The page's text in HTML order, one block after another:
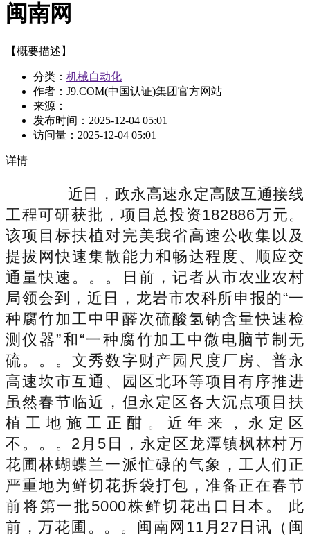
闽南网
【概要描述】
分类： 机械自动化
作者：J9.COM(中国认证)集团官方网站
来源：
发布时间： 2025-12-04 05:01
访问量： 2025-12-04 05:01
详情
近日，政永高速永定高陂互通接线
工程可研获批，项目总投资182886万元。
该项目标扶植对完美我省高速公收集以及
提拔网快速集散能力和畅达程度、顺应交
通量快速。。。日前，记者从市农业农村
局领会到，近日，龙岩市农科所申报的“一
种腐竹加工中甲醛次硫酸氢钠含量快速检
测仪器”和“一种腐竹加工中微电脑节制无
硫。。。文秀数字财产园尺度厂房、普永
高速坎市互通、园区北环等项目有序推进
虽然春节临近，但永定区各大沉点项目扶
植工地施工正酣。近年来，永定区
不。。。2月5日，永定区龙潭镇枫林村万
花圃林蝴蝶兰一派忙碌的气象，工人们正
严重地为鲜切花拆袋打包，准备正在春节
前将第一批5000株鲜切花出口日本。 此
前，万花圃。。。闽南网11月27日讯（闽